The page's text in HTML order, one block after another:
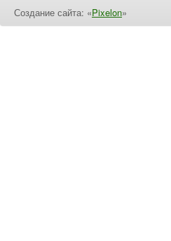
Создание сайта: «Pixelon»